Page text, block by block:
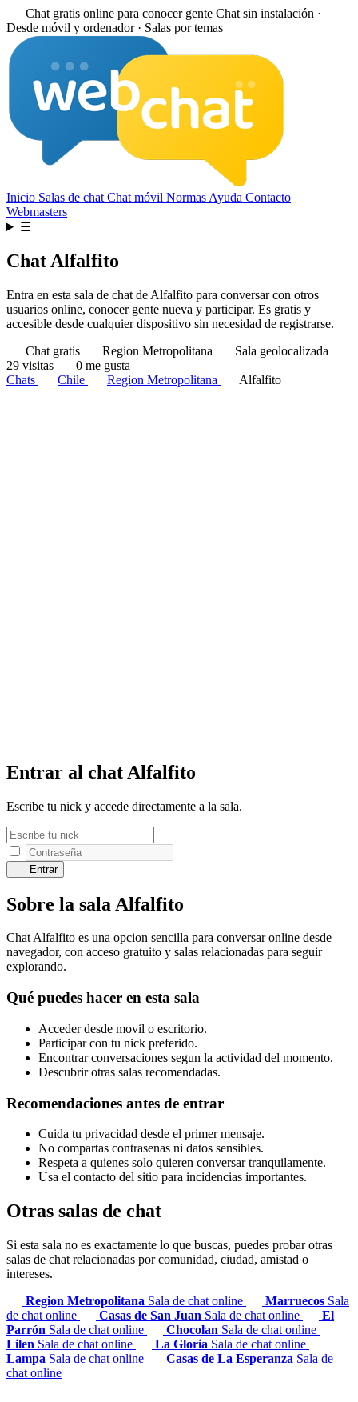
Chat gratis online para conocer gente Chat sin instalación ·
Desde móvil y ordenador · Salas por temas
Inicio Salas de chat Chat móvil Normas Ayuda Contacto
Webmasters
☰
Chat Alfalfito
Entra en esta sala de chat de Alfalfito para conversar con otros
usuarios online, conocer gente nueva y participar. Es gratis y
accesible desde cualquier dispositivo sin necesidad de registrarse.
Chat gratis
Region Metropolitana
Sala geolocalizada
29 visitas
0 me gusta
Chats
Chile Region Metropolitana Alfalfito
Entrar al chat Alfalfito
Escribe tu nick y accede directamente a la sala.
Entrar
Sobre la sala Alfalfito
Chat Alfalfito es una opcion sencilla para conversar online desde
navegador, con acceso gratuito y salas relacionadas para seguir
explorando.
Qué puedes hacer en esta sala
Acceder desde movil o escritorio.
Participar con tu nick preferido.
Encontrar conversaciones segun la actividad del momento.
Descubrir otras salas recomendadas.
Recomendaciones antes de entrar
Cuida tu privacidad desde el primer mensaje.
No compartas contrasenas ni datos sensibles.
Respeta a quienes solo quieren conversar tranquilamente.
Usa el contacto del sitio para incidencias importantes.
Otras salas de chat
Si esta sala no es exactamente lo que buscas, puedes probar otras
salas de chat relacionadas por comunidad, ciudad, amistad o
intereses.
Region Metropolitana Sala de chat online Marruecos Sala
de chat online
Casas de San Juan Sala de chat online
El
Parrón Sala de chat online Chocolan Sala de chat online
Lilen Sala de chat online La Gloria Sala de chat online
Lampa Sala de chat online Casas de La Esperanza Sala de
chat online